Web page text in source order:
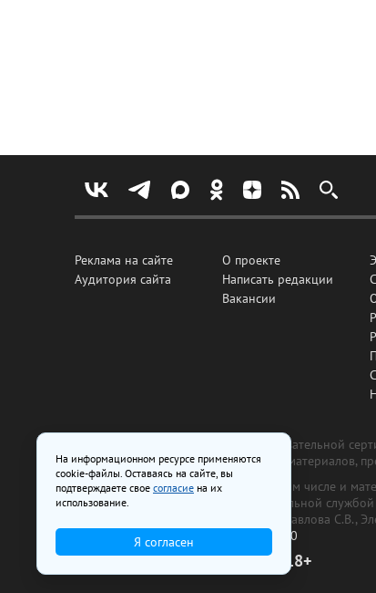
Реклама на сайте
Аудитория сайта
О проекте
Написать редакции
Вакансии
Все рекламные товары подлежат обязательной
изготовлена и размещена на основе материалов,
На сайте www.irk.ru размещаются в том числе и
от 29 октября 2018 г., выдан Федеральной
ООО «Ирк.ру». Главный редактор — Павлова С.В.,
Телефон редакции:
+7 (3952) 48-88-50
18+
На информационном ресурсе применяются
cookie-файлы. Оставаясь на сайте, вы
подтверждаете свое согласие на их
использование.
Я согласен